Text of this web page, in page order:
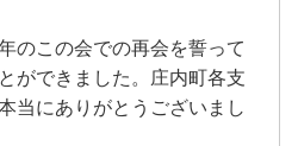
のこの会での再会を誓って
ができました。庄内町各支
当にありがとうございまし